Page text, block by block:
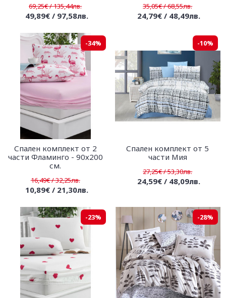
69,25€ / 135,44лв.
49,89€ / 97,58лв.
35,05€ / 68,55лв.
24,79€ / 48,49лв.
-34%
Спален комплект от 2
части Фламинго - 90х200
см.
16,49€ / 32,25лв.
10,89€ / 21,30лв.
-10%
Спален комплект от 5
части Мия
27,25€ / 53,30лв.
24,59€ / 48,09лв.
-23% -28%